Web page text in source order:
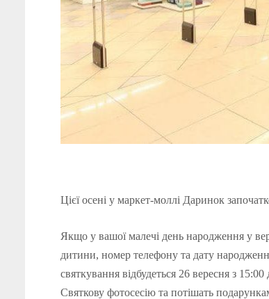
Цієї осені у маркет-моллі Даринок
Якщо у вашої малечі день народження у
дитини, номер телефону та дату
святкування відбудеться 26 вересня з
Святкову фотосесію та потішать